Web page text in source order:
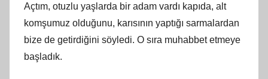
Açtım, otuzlu yaşlarda bir adam vardı kapıda, alt
komşumuz olduğunu, karısının yaptığı sarmalardan
bize de getirdiğini söyledi. O sıra muhabbet etmeye
başladık.